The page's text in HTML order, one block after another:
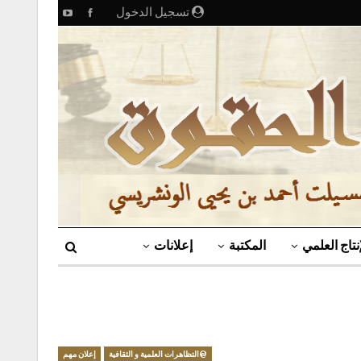
تسجيل الدخول
العلمي المكتبة إعلانات
@التظاهرات العلمية و الثقافية إعلان مهم